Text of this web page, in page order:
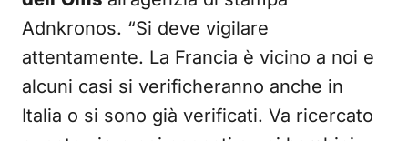
Adnkronos. “Si deve vigilare
attentamente. La Francia è vicino a noi e
alcuni casi si verificheranno anche in
Italia o si sono già verificati. Va ricercato